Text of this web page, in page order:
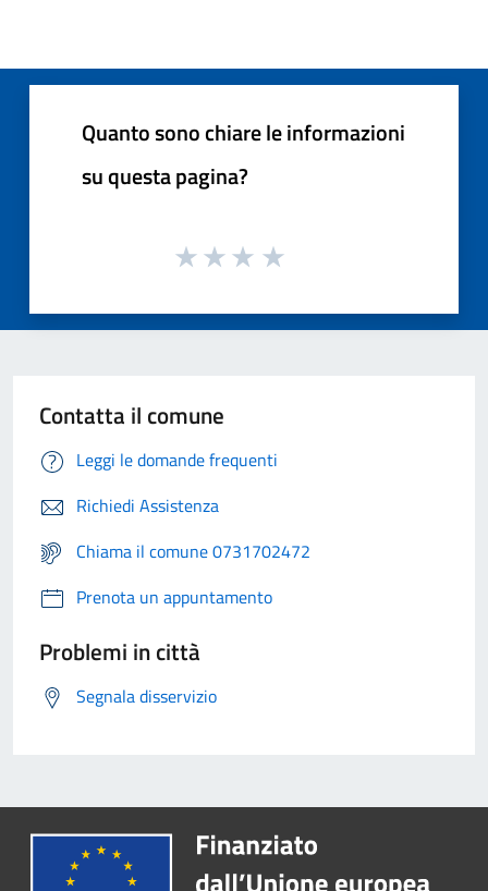
Quanto sono chiare le informazioni
su questa pagina?
Contatta il comune
Leggi le domande frequenti
Richiedi Assistenza
Chiama il comune 0731702472
Prenota un appuntamento
Problemi in città
Segnala disservizio